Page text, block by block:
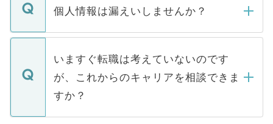
■応募殺到を避けるため 人気のある医療機
関を公にしてしまうと、応募が殺到する場
に、医療機関が求める条件に合った人材の
みを人材紹介会社に依頼するケースが増え
ています。
ん。また、仮に応募先から内定をいただい
定を承諾する必要はありません。内定先へ
の辞退の連絡はキャリアパートナーが行い
個人情報は漏えいしませんか？
個人情報が漏えいすることはありませんの
で、ご安心ください。当サイトからの登録
などで収集したご登録者様の個人情報は、
ご本人のキャリアアップおよび転職活動の
支援を目的に使用いたします。お預かりし
ているすべての個人データはご本人の許可
いますぐ転職は考えていないのです
が、これからのキャリアを相談できま
すか？